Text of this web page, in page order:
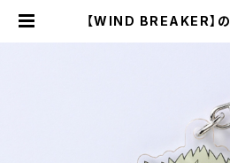
【WIND BREAKER】